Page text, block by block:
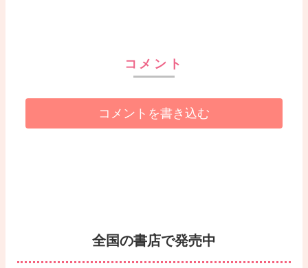
コメント
コメントを書き込む
全国の書店で発売中